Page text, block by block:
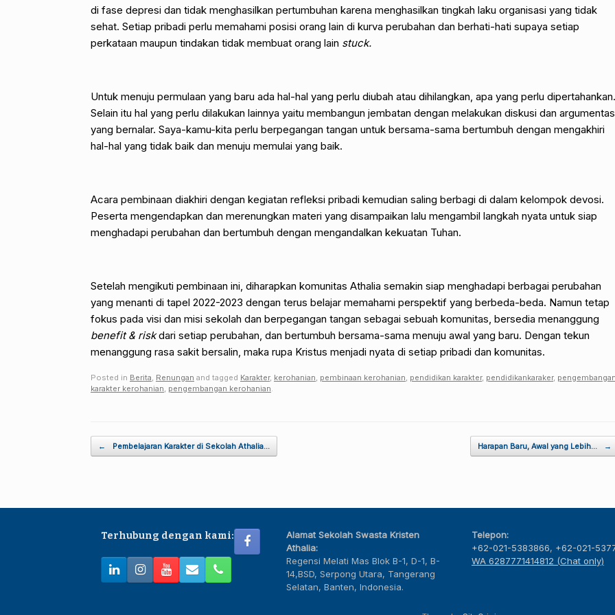
di fase depresi dan tidak menghasilkan pertumbuhan karena menghasilkan tingkah laku organisasi yang tidak
sehat. Setiap pribadi perlu memahami posisi orang lain di kurva perubahan dan berhati-hati supaya setiap
perkataan maupun tindakan tidak membuat orang lain stuck.
Untuk menuju permulaan yang baru ada hal-hal yang perlu diubah atau dihilangkan, apa yang perlu dipertahankan.
Selain itu hal yang perlu dilakukan lainnya yaitu membangun jembatan dengan melakukan diskusi dan
yang bernalar. Saya-kamu-kita perlu berpegangan tangan untuk bersama-sama bertumbuh dengan mengakhiri
hal-hal yang tidak baik dan menuju memulai yang baik.
Acara pembinaan diakhiri dengan kegiatan refleksi pribadi kemudian saling berbagi di dalam kelompok devosi.
Peserta mengendapkan dan merenungkan materi yang disampaikan lalu mengambil langkah nyata untuk siap
menghadapi perubahan dan bertumbuh dengan mengandalkan kekuatan Tuhan.
Setelah mengikuti pembinaan ini, diharapkan komunitas Athalia semakin siap menghadapi berbagai perubahan
yang menanti di tapel 2022-2023 dengan terus belajar memahami perspektif yang berbeda-beda. Namun tetap
fokus pada visi dan misi sekolah dan berpegangan tangan sebagai sebuah komunitas, bersedia menanggung
benefit & riskdari setiap perubahan, dan bertumbuh bersama-sama menuju awal yang baru. Dengan tekun
menanggung rasa sakit bersalin, maka rupa Kristus menjadi nyata di setiap pribadi dan komunitas.
Posted in Berita Renungan and tagged Karakter, kerohanian pembinaan kerohanian pendidikan karakter, pendidikankaraker,
karakter kerohanian pengembangan kerohanian
Post navigation
← Pembelajaran Karakter di Sekolah Athalia… Harapan Baru, Awal yang Lebih… →
Terhubung dengan kami:
Alamat Sekolah Swasta Kristen
Athalia:
Regensi Melati Mas Blok B-1, D-1, B-
14,BSD, Serpong Utara, Tangerang
Selatan, Banten, Indonesia.
Telepon:
+62-021-5383866, +62-021-
WA 6287771414812 (Chat only)